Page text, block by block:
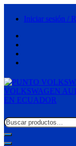
Iniciar sesión /